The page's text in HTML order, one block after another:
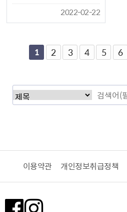
2022-02-22
1 2 3 4 5 6
이용약관 개인정보취급정책